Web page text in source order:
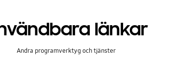
länkar
Andra programverktyg och tjänster